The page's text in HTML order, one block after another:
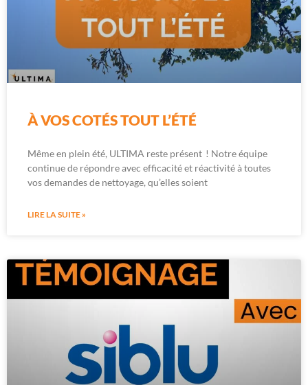
À VOS COTÉS TOUT L’ÉTÉ
Même en plein été, ULTIMA reste présent ! Notre équipe
continue de répondre avec efficacité et réactivité à toutes
vos demandes de nettoyage, qu’elles soient
LIRE LA SUITE »